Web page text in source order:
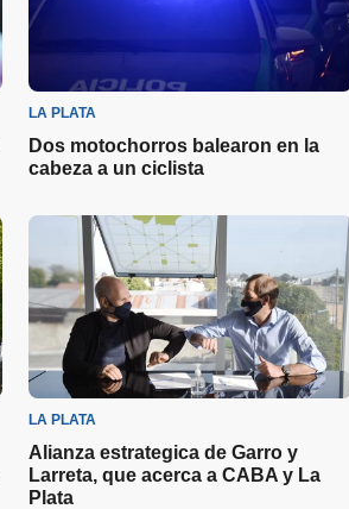
LA PLATA
Dos motochorros balearon en la
cabeza a un ciclista
LA PLATA
Alianza estrategica de Garro y
Larreta, que acerca a CABA y La
Plata